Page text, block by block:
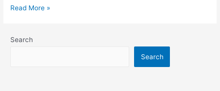
On
on
Read More »
Search
Search